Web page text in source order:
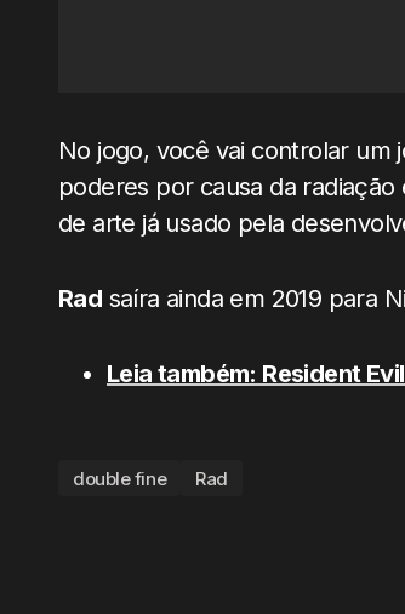
No jogo, você vai controlar
poderes por causa da
de arte já usado pela
Rad saíra ainda em 2019 para
Leia também: Resident
double fine Rad